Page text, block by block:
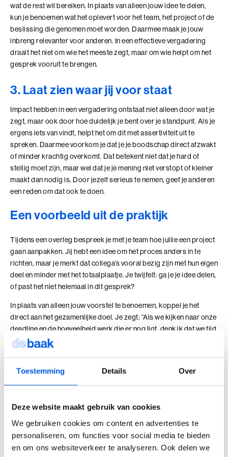
Toestemming Details Over
Deze website maakt gebruik van cookies
We gebruiken cookies om content en advertenties te
personaliseren, om functies voor social media te bieden
en om ons websiteverkeer te analyseren. Ook delen we
Ik en de Anderen
Ik en de Anderen (BaakBoost)
Invloed in Complexiteit
Leiden van Veranderingen
Leiden van Veranderingen (BaakBoost)
Leiderschap door Vrouwen
Leiderschap en Reflectie in de Publieke Sector
Leiderschap en Reflectie in de Publieke Sector (BaakBoost)
Leiderschap, Mens en Technologie
Leidinggeven aan eigenwijze Professionals
Leidinggeven aan eigenwijze Professionals (BaakBoost)
Leren Leiden
Leren Leiden (BaakBoost)
Management van Mensen
Management van Mensen (BaakBoost)
Perfectionisme in Balans
wat de rest wil bereiken. In plaats van alleen jouw idee te delen,
kun je benoemen wat het oplevert voor het team, het project of de
beslissing die genomen moet worden. Daarmee maak je jouw
inbreng relevanter voor anderen. In een effectieve vergadering
draait het niet om wie het meeste zegt, maar om wie helpt om het
gesprek vooruit te brengen.
3. Laat zien waar jij voor staat
Impact hebben in een vergadering ontstaat niet alleen door wat je
zegt, maar ook door hoe duidelijk je bent over je standpunt. Als je
ergens iets van vindt, helpt het om dit met assertiviteit uit te
spreken. Daarmee voorkom je dat je je boodschap direct afzwakt
of minder krachtig overkomt. Dat betekent niet dat je hard of
stellig moet zijn, maar wel dat je je mening niet verstopt of kleiner
maakt dan nodig is. Door jezelf serieus te nemen, geef je anderen
een reden om dat ook te doen.
Een voorbeeld uit de praktijk
Tijdens een overleg bespreek je met je team hoe jullie een project
gaan aanpakken. Jij hebt een idee om het proces anders in te
richten, maar je merkt dat collega’s vooral bezig zijn met hun eigen
deel en minder met het totaalplaatje. Je twijfelt: ga je je idee delen,
of past het niet helemaal in dit gesprek?
In plaats van alleen jouw voorstel te benoemen, koppel je het
direct aan het gezamenlijke doel. Je zegt: “Als we kijken naar onze
deadline en de hoeveelheid werk die er nog ligt, denk ik dat we tijd
kunnen winnen door dit anders te organiseren. Dan houden we
Je merkt dat mensen direct aanhaken. Niet omdat jouw idee op
denken en bouwen verder op je voorstel. Je bijdrage krijgt meer
het relevant is voor waar jullie samen naartoe werken.
Reflectievraag